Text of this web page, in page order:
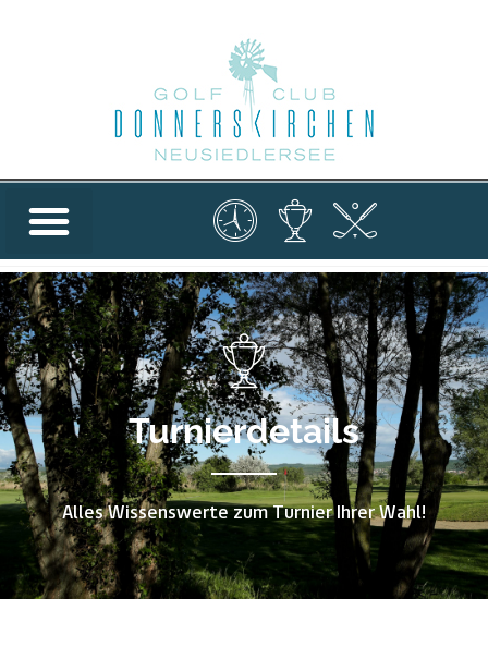
Turnierdetails
Alles Wissenswerte zum Turnier Ihrer Wahl!